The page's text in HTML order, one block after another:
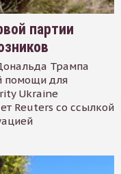
партии
Трампа
помощи для
Ukraine
Reuters со ссылкой